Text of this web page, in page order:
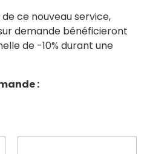
ce nouveau service,
demande bénéficieront
de -10% durant une
: